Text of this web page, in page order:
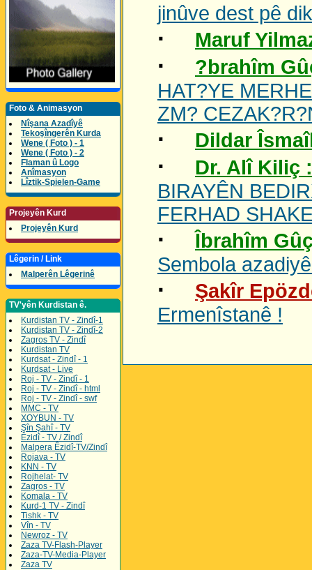
Foto & Animasyon
Nîşana Azadîyê
Tekoşîngerên Kurda
Wene ( Foto ) - 1
Wene ( Foto ) - 2
Flaman û Logo
Anîmasyon
Lîztik-Spielen-Game
Projeyên Kurd
Projeyên Kurd
Lêgerin / Link
Malperên Lêgerinê
TV'yên Kurdistan ê.
Kurdistan TV - Zindî-1
Kurdistan TV - Zindî-2
Zagros TV - Zindî
Kurdistan TV
Kurdsat - Zindî - 1
Kurdsat - Live
Roj - TV - Zindî - 1
Roj - TV - Zindî - html
Roj - TV - Zindî - swf
MMC - TV
XOYBUN - TV
Şîn Şahî - TV
Êzidî - TV / Zindî
Malpera Êzidî-TV/Zindî
Rojava - TV
KNN - TV
Rojhelat- TV
Zagros - TV
Komala - TV
Kurd-1 TV - Zindî
Tishk - TV
Vîn - TV
Newroz - TV
Zaza TV-Flash-Player
Zaza-TV-Media-Player
Zaza TV
jinûve dest pê
· Maruf
·
?brahîm
HAT?YE
ZM?
· Dildar
·
Dr. Alî Kiliç
BIRAYÊN
FERHAD
·
Îbrahîm
Sembola
·
Şakîr
Ermenîstanê !